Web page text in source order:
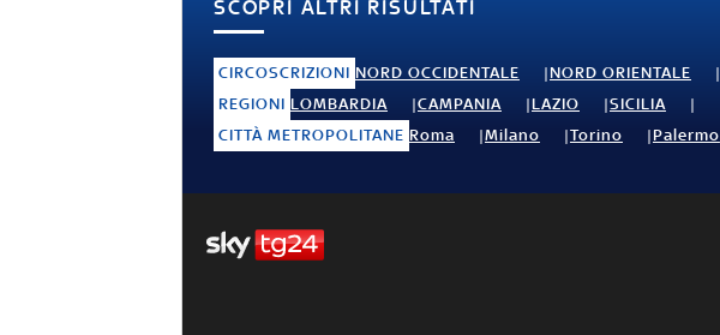
SCOPRI ALTRI RISULTATI
CIRCOSCRIZIONI NORD OCCIDENTALE NORD ORIENTALE
REGIONI LOMBARDIA CAMPANIA LAZIO
SICILIA
CITTÀ METROPOLITANE Roma Milano Torino Palermo